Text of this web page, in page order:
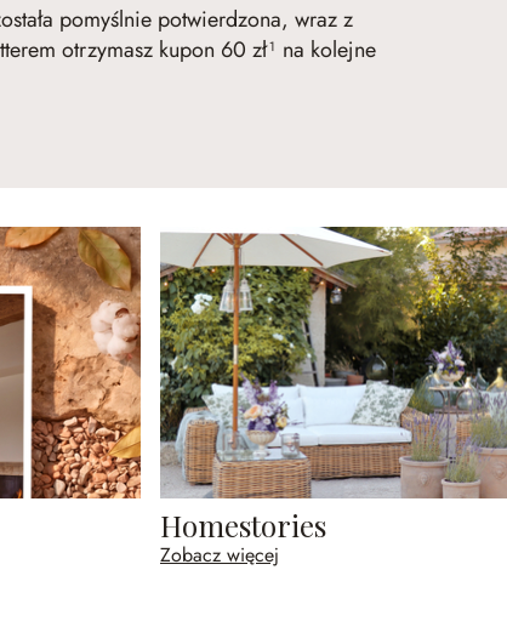
pomyślnie potwierdzona, wraz z
otrzymasz kupon 60 zł¹ na kolejne
Homestories
Zobacz więcej